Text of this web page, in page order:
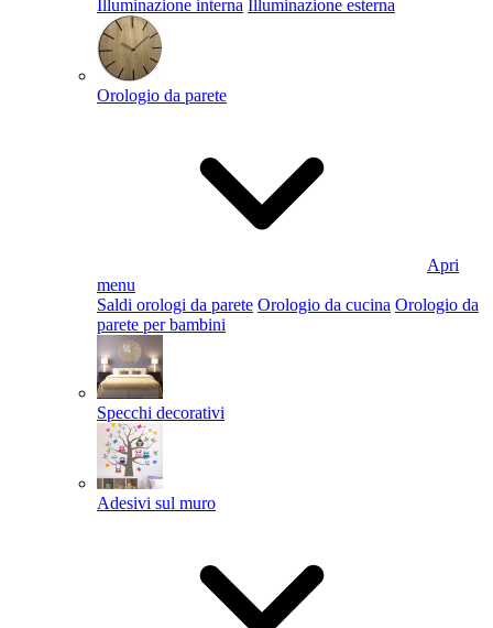
Illuminazione interna Illuminazione esterna
Orologio da parete
Apri
menu
Saldi orologi da parete Orologio da cucina Orologio da
parete per bambini
Specchi decorativi
Adesivi sul muro